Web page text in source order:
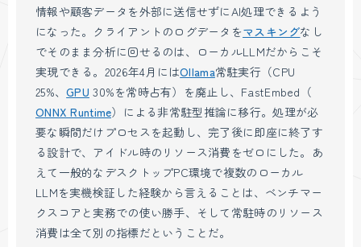
情報や顧客データを外部に送信せずにAI処理できるよう
になった。クライアントのログデータをマスキングなし
でそのまま分析に回せるのは、ローカルLLMだからこそ
実現できる。2026年4月にはOllama常駐実行（CPU
25%、GPU 30%を常時占有）を廃止し、FastEmbed（
ONNX Runtime）による非常駐型推論に移行。処理が必
要な瞬間だけプロセスを起動し、完了後に即座に終了す
る設計で、アイドル時のリソース消費をゼロにした。あ
えて一般的なデスクトップPC環境で複数のローカル
LLMを実機検証した経験から言えることは、ベンチマー
クスコアと実務での使い勝手、そして常駐時のリソース
消費は全て別の指標だということだ。